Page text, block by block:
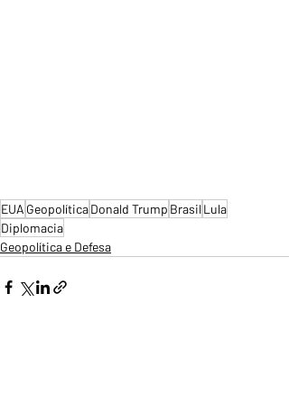
EUA GeopolíticaDonald Trump BrasilLula
Diplomacia
Geopolítica e Defesa